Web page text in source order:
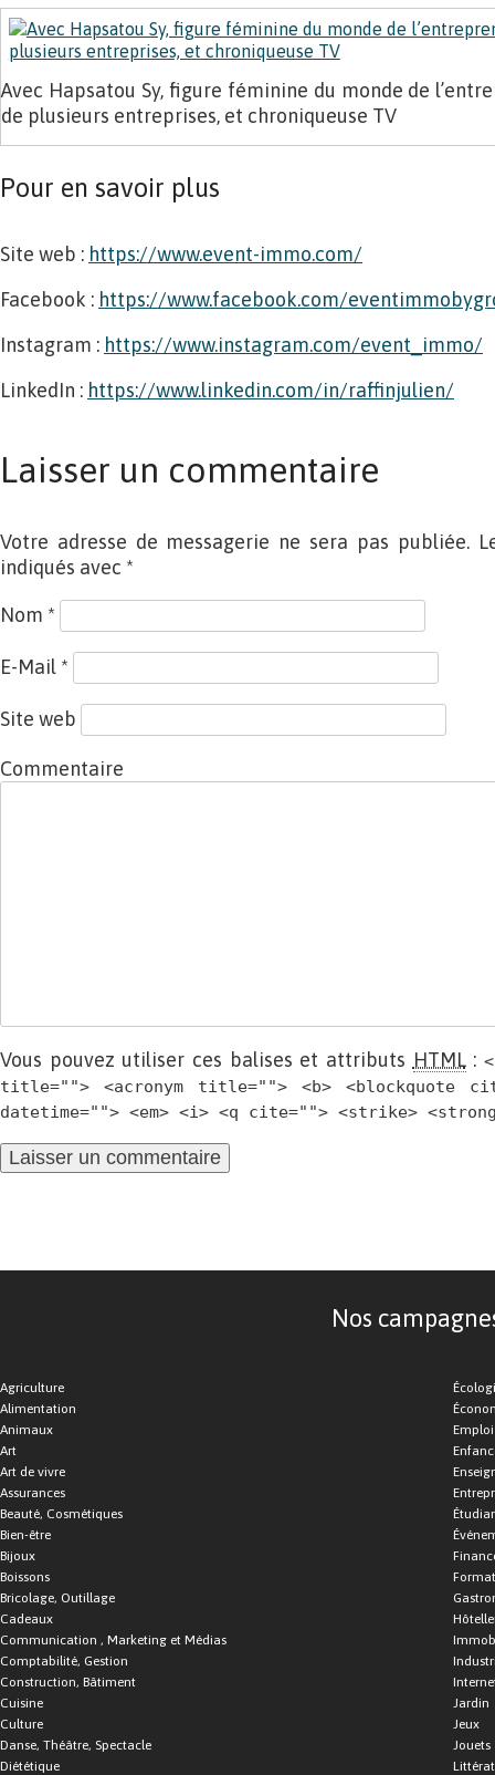
Avec Hapsatou Sy, figure féminine du monde de
de plusieurs entreprises, et chroniqueuse TV
Pour en savoir plus
Site web : https://www.event-immo.com/
Facebook : https://www.facebook.com/
Instagram : https://www.instagram.com/event_immo/
LinkedIn : https://www.linkedin.com/in/raffinjulien/
Laisser un commentaire
Votre adresse de messagerie ne sera pas publiée.
indiqués avec *
Nom *
E-Mail *
Site web
Commentaire
Vous pouvez utiliser ces balises et attributs HTML:
title=""> <acronym title=""> <b> <blockquote
datetime=""> <em> <i> <q cite=""> <strike>
Nos
Agriculture
Alimentation
Animaux
Art
Art de vivre
Assurances
Beauté, Cosmétiques
Bien-être
Bijoux
Boissons
Bricolage, Outillage
Cadeaux
Communication , Marketing et Médias
Comptabilité, Gestion
Construction, Bâtiment
Cuisine
Culture
Danse, Théâtre, Spectacle
Diététique
Emploi
Jardin
Jeux
Jouets